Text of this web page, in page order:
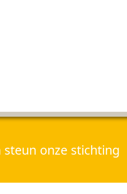
onze stichting